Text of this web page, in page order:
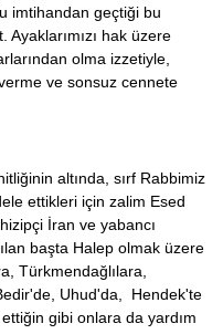
imtihandan geçtiği bu
hak üzere
olma izzetiyle,
verme ve sonsuz cennete
altında, sırf Rabbimiz
ettikleri için zalim Esed
İran ve yabancı
başta Halep olmak üzere
Türkmendağlılara,
Uhud'da, Hendek'te
gibi onlara da yardım